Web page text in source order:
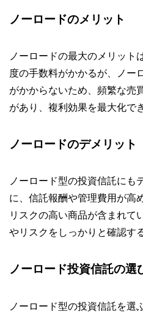
ノーロードのメリット
ノーロードの最大のメリット
度の手数料がかかるが、ノー
がかからないため、頻繁な売
があり、複利効果を最大化で
ノーロードのデメリット
ノーロード型の投資信託にも
に、信託報酬や管理費用が高
リスクの高い商品が含まれて
やリスクをしっかりと確認す
ノーロード投資信託の選
ノーロード型の投資信託を選